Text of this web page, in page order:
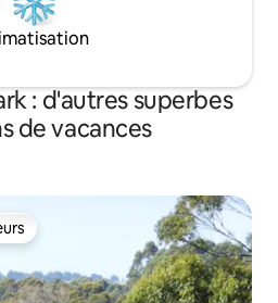
: d'autres superbes
de vacances
les plus appréciés